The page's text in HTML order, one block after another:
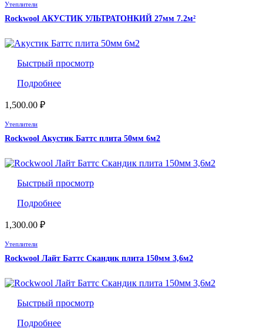
Утеплители
Rockwool АКУСТИК УЛЬТРАТОНКИЙ 27мм 7.2м²
Быстрый просмотр
Подробнее
1,500.00 ₽
Утеплители
Rockwool Акустик Баттс плита 50мм 6м2
Быстрый просмотр
Подробнее
1,300.00 ₽
Утеплители
Rockwool Лайт Баттс Скандик плита 150мм 3,6м2
Быстрый просмотр
Подробнее